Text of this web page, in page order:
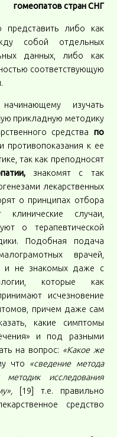
гомеопатов стран СНГ
либо как
собой отдельных
данных, либо как
соответствующую
изучать
прикладную методику
средства по
противопоказания к ее
так как преподносят
знакомят с так
лекарственных
о принципах отбора
случаи,
о терапевтической
Подобная подача
врачей,
и не знакомых даже с
которые как
исчезновение
причем даже сам
какие симптомы
и под разными
на вопрос: «Какое же
что «сведение метода
исследования
[19] т.е. правильно
средство